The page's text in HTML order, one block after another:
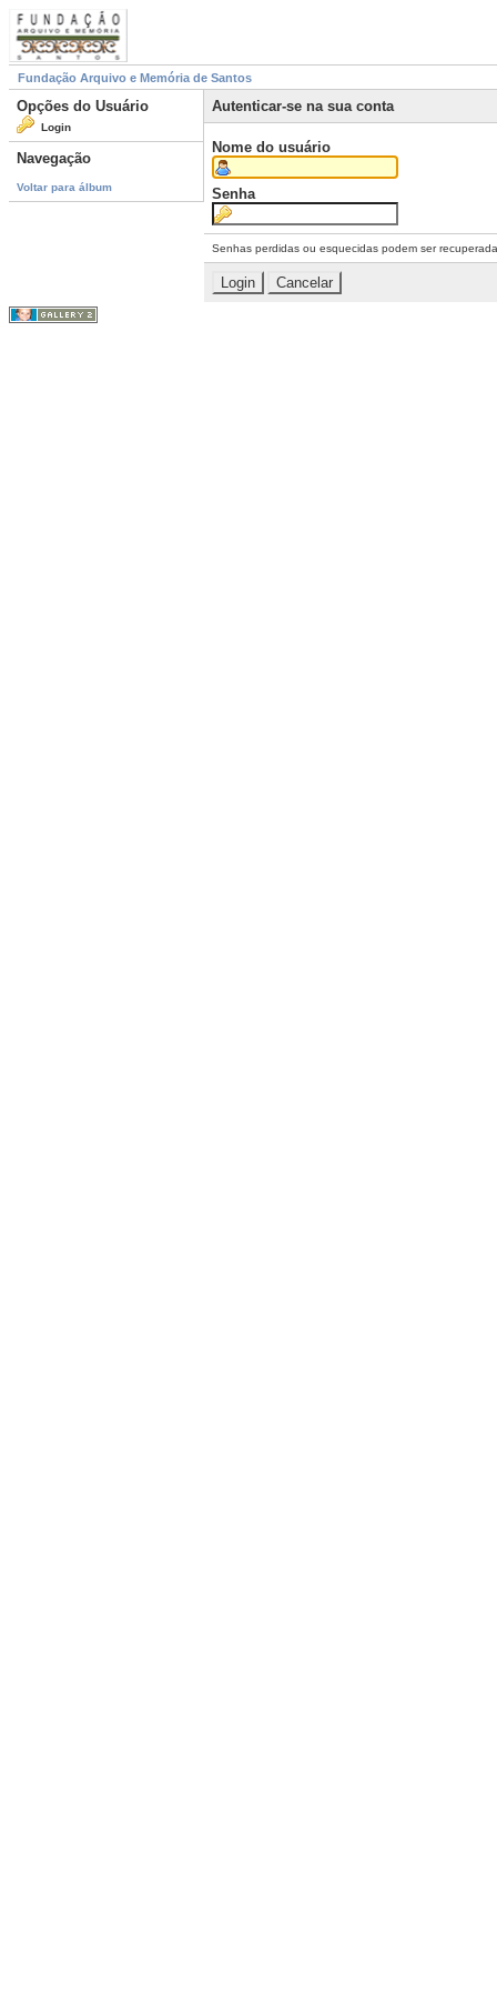
Fundação Arquivo e Memória de Santos
Opções do Usuário
Login
Navegação
Voltar para álbum
Autenticar-se na sua conta
Nome do usuário
Senha
Senhas perdidas ou esquecidas podem ser